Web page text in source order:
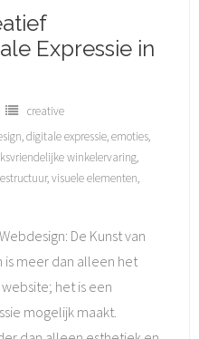
Expressie in
creative
,digitale expressie,emoties,
winkelervaring,
,visuele elementen,
De Kunst van
is meer dan alleen het
het is een
mogelijk maakt.